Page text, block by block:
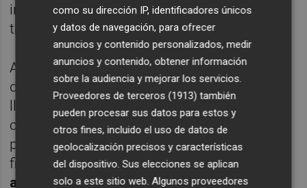
inmovilizado intangible como "derechos de
traspasos".
Asimismo, incluye un párrafo de énfasis
donde indica que Vanadi "ha necesitado
llevar a cabo sucesivas ampliaciones de
capital para sanear el patrimonio" por las
pérdidas acumuladas, y que "la falta de
financiación haimpedido que abordara las
aperturasnecesarias tal y como estaba
como su dirección IP, identificadores únicos
y datos de navegación, para ofrecer
anuncios y contenido personalizados, medir
anuncios y contenido, obtener información
sobre la audiencia y mejorar los servicios.
Proveedores de terceros (1913) también
pueden procesar sus datos para estos y
otros fines, incluido el uso de datos de
geolocalización precisos y características
del dispositivo. Sus elecciones se aplican
solo a este sitio web. Algunos proveedores